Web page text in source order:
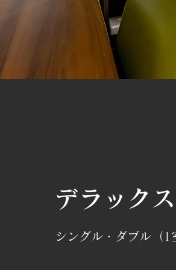
デラック
シングル・ダブル（1